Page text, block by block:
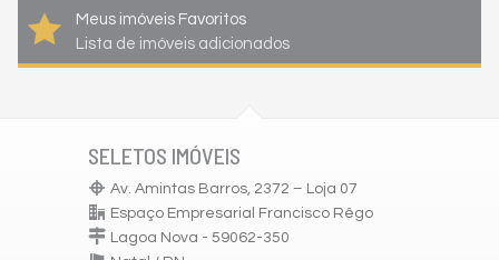
Meus imóveis Favoritos
Lista de imóveis adicionados
SELETOS IMÓVEIS
Av. Amintas Barros, 2372 – Loja 07
Espaço Empresarial Francisco Rêgo
Lagoa Nova - 59062-350